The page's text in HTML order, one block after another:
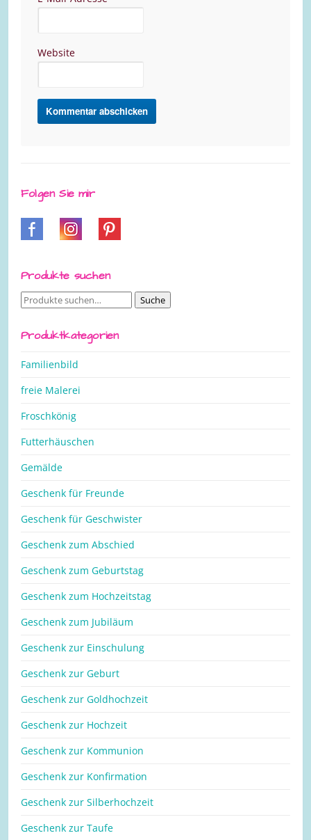
Website
Folgen Sie mir
Produkte suchen
Suche
Suche
Produktkategorien
Familienbild
freie Malerei
Froschkönig
Futterhäuschen
Gemälde
Geschenk für Freunde
Geschenk für Geschwister
Geschenk zum Abschied
Geschenk zum Geburtstag
Geschenk zum Hochzeitstag
Geschenk zum Jubiläum
Geschenk zur Einschulung
Geschenk zur Geburt
Geschenk zur Goldhochzeit
Geschenk zur Hochzeit
Geschenk zur Kommunion
Geschenk zur Konfirmation
Geschenk zur Silberhochzeit
Geschenk zur Taufe